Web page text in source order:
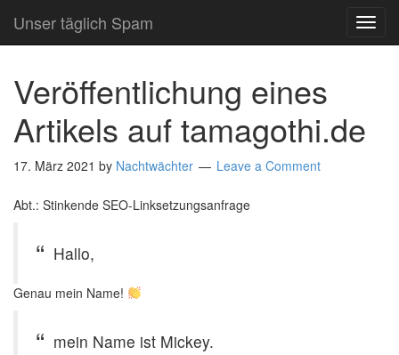
Unser täglich Spam
Veröffentlichung eines
Artikels auf tamagothi.de
17. März 2021 by Nachtwächter Leave a Comment
Abt.: Stinkende SEO-Linksetzungsanfrage
Hallo,
Genau mein Name!
mein Name ist Mickey.